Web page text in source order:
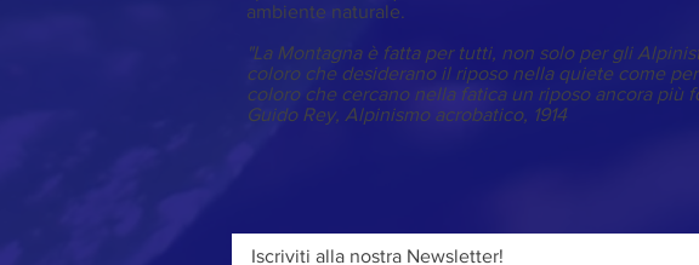
ambiente naturale.
"La Montagna è fatta per tutti, non solo per gli
coloro che desiderano il riposo nella quiete come per
coloro che cercano nella fatica un riposo ancora più
Guido Rey, Alpinismo acrobatico, 1914
Iscriviti alla nostra Newsletter!